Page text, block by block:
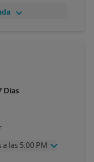
Días
las 5:00 PM